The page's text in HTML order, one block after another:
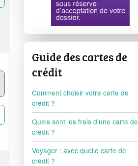
Guide des cartes de
crédit
Comment choisir votre carte de
crédit ?
Quels sont les frais d'une carte de
crédit ?
Voyager : avec quelle carte de
crédit ?